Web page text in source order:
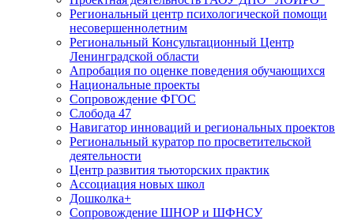
Региональный центр психологической помощи
несовершеннолетним
Региональный Консультационный Центр
Ленинградской области
Апробация по оценке поведения обучающихся
Национальные проекты
Сопровождение ФГОС
Слобода 47
Навигатор инноваций и региональных проектов
Региональный куратор по просветительской
деятельности
Центр развития тьюторских практик
Ассоциация новых школ
Дошколка+
Сопровождение ШНОР и ШФНСУ